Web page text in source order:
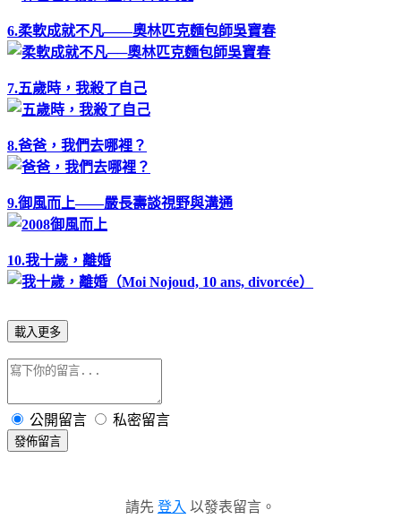
6.柔軟成就不凡——奧林匹克麵包師吳寶春
7.五歲時，我殺了自己
8.爸爸，我們去哪裡？
9.御風而上——嚴長壽談視野與溝通
10.我十歲，離婚
載入更多
公開留言 私密留言
發佈留言
請先 登入 以發表留言。